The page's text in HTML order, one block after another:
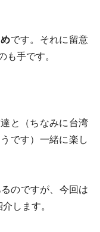
です。それに留意
も手です。
と（ちなみに台湾
です）一緒に楽し
のですが、今回は
します。